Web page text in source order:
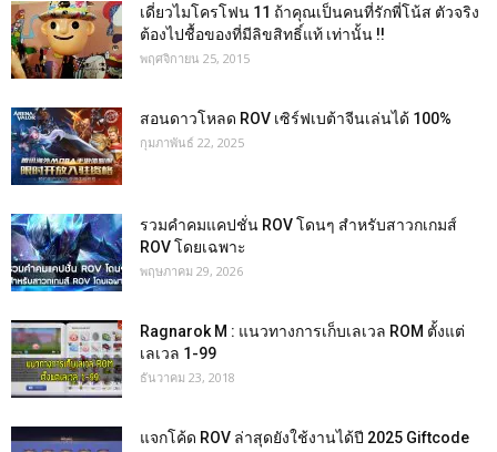
เดี่ยวไมโครโฟน 11 ถ้าคุณเป็นคนที่รักพี่โน้ส ตัวจริง
ต้องไปชื้อของที่มีลิขสิทธิ์แท้ เท่านั้น !!
พฤศจิกายน 25, 2015
สอนดาวโหลด ROV เซิร์ฟเบต้าจีนเล่นได้ 100%
กุมภาพันธ์ 22, 2025
รวมคำคมแคปชั่น ROV โดนๆ สำหรับสาวกเกมส์
ROV โดยเฉพาะ
พฤษภาคม 29, 2026
Ragnarok M : แนวทางการเก็บเลเวล ROM ตั้งแต่
เลเวล 1-99
ธันวาคม 23, 2018
แจกโค้ด ROV ล่าสุดยังใช้งานได้ปี 2025 Giftcode